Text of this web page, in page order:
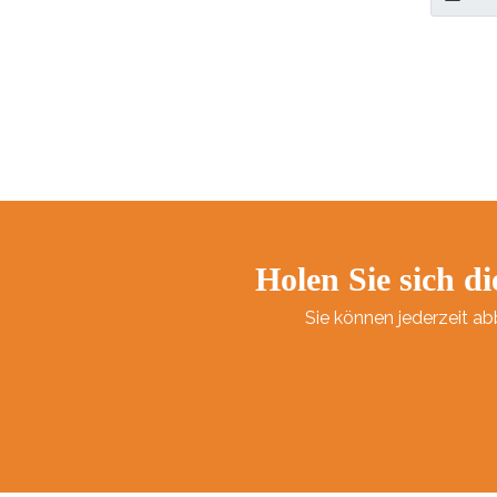
Holen Sie sich
Sie können jederzeit